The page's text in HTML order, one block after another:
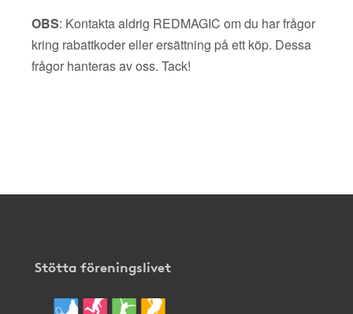
OBS: Kontakta aldrig REDMAGIC om du har frågor
kring rabattkoder eller ersättning på ett köp. Dessa
frågor hanteras av oss. Tack!
Stötta föreningslivet